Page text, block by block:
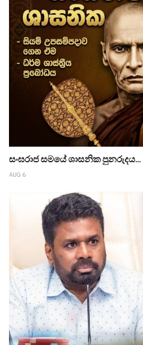
සංඝරාජ සමයේ ශාසනික පුනරුදය...
AUG 6